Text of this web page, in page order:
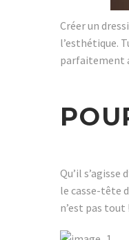
Créer un
l’esthétique.
parfaitement
Qu’il
le casse-tête
n’est pas